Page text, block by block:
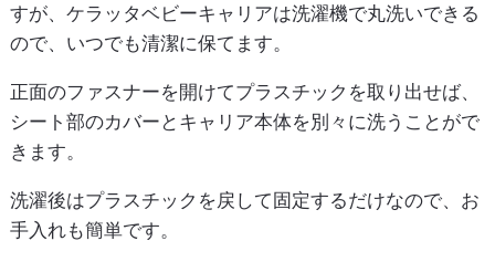
すが、ケラッタベビーキャリアは洗濯機で丸洗いできる
ので、いつでも清潔に保てます。
正面のファスナーを開けてプラスチックを取り出せば、
シート部のカバーとキャリア本体を別々に洗うことがで
きます。
洗濯後はプラスチックを戻して固定するだけなので、お
手入れも簡単です。